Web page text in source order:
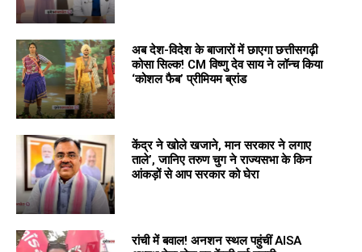
अब देश-विदेश के बाजारों में छाएगा छत्तीसगढ़ी
कोसा सिल्क! CM विष्णु देव साय ने लॉन्च किया
‘कोशल फैब’ प्रीमियम ब्रांड
केंद्र ने खोले खजाने, मान सरकार ने लगाए
ताले’, जानिए तरुण चुग ने राज्यसभा के किन
आंकड़ों से आप सरकार को घेरा
रांची में बवाल! अनशन स्थल पहुंचीं AISA